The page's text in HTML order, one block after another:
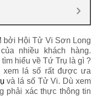
bởi Hội Tử Vi Sơn Long
nhiều khách hàng.
hiểu về Tứ Trụ là gì ?
xem lá số rất được ưa
và lá số Tử Vi. Dù xem
phải xác thực thông tin